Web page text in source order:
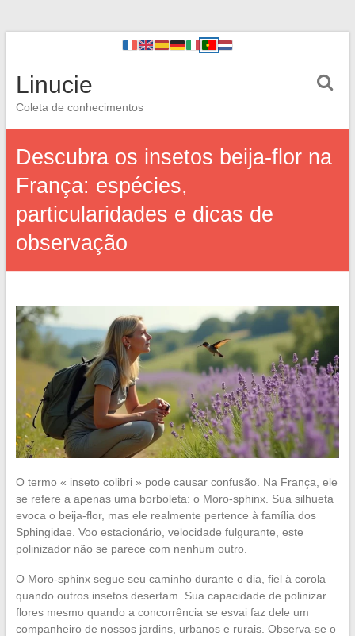
Linucie
Coleta de conhecimentos
Descubra os insetos beija-flor na
França: espécies,
particularidades e dicas de
observação
O termo « inseto colibri » pode causar confusão. Na França, ele
se refere a apenas uma borboleta: o Moro-sphinx. Sua silhueta
evoca o beija-flor, mas ele realmente pertence à família dos
Sphingidae. Voo estacionário, velocidade fulgurante, este
polinizador não se parece com nenhum outro.
O Moro-sphinx segue seu caminho durante o dia, fiel à corola
quando outros insetos desertam. Sua capacidade de polinizar
flores mesmo quando a concorrência se esvai faz dele um
companheiro de nossos jardins, urbanos e rurais. Observa-se o